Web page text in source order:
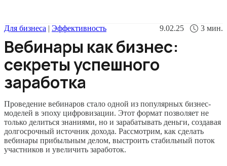
Для бизнеса | Эффективность 9.02.25 3 мин.
Вебинары как бизнес:
секреты успешного
заработка
Проведение вебинаров стало одной из популярных бизнес-
моделей в эпоху цифровизации. Этот формат позволяет не
только делиться знаниями, но и зарабатывать деньги, создавая
долгосрочный источник дохода. Рассмотрим, как сделать
вебинары прибыльным делом, выстроить стабильный поток
участников и увеличить заработок.